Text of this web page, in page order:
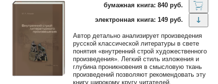
бумажная книга: 840 руб.
электронная книга: 149 руб.
Автор детально анализирует произведения
русской классической литературы в свете
понятия «внутренний строй художественного
произведения». Легкий стиль изложения и
глубина проникновения в смысловую ткань
произведений позволяют рекомендовать эту
книгу широкому кругу читателей.